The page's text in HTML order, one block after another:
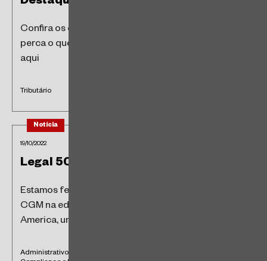
Confira os destaques tributários da semana e não
perca o que está acontecendo no mercado! Acesse
aqui
Tributário
Notícia
19/10/2022
Legal 500 – 2023
Estamos felizes em compartilhar o resultado do
CGM na edição 2023 do The Legal 500 Latin
America, um dos mais...
Administrativo e Contratos Públicos • Ambiental e Sustentabilidade •